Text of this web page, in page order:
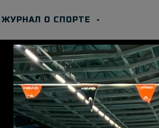
ЖУРНАЛ О СПОРТЕ